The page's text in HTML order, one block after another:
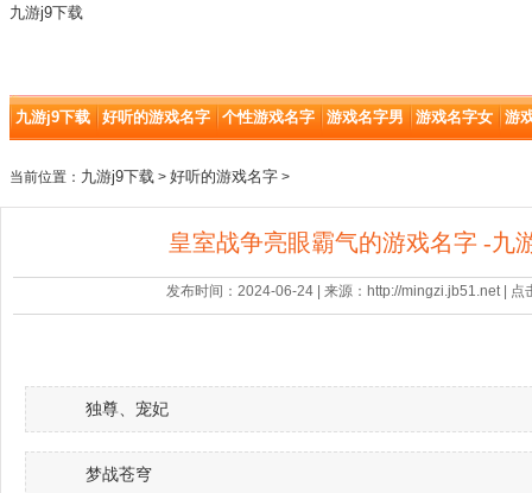
九游j9下载
九游j9下载 好听的游戏名字 个性游戏名字 游戏名字男 游戏名字女 游
当前位置： 九游j9下载 > 好听的游戏名字 >
皇室战争亮眼霸气的游戏名字 -九
发布时间：2024-06-24 | 来源：http://mingzi.jb51.net | 点
独尊、宠妃
梦战苍穹